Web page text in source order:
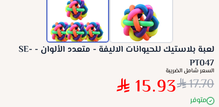
لعبة بلاستيك للحيوانات الاليفة - متعدد الألوان - SE-
PT047
السعر شامل الضريبة
17.70
15.93
متوفر